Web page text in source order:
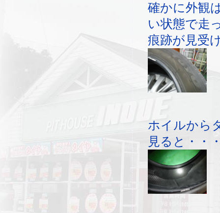
確かに外観
い状態で走
痕跡が見受
ホイルから
見ると・・